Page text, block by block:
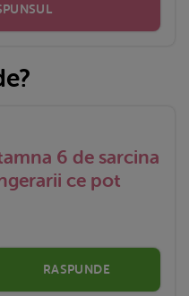
6 de sarcina
ce pot
RASPUNDE